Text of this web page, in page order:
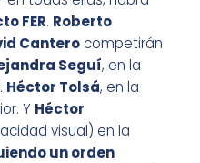
FER. Roberto
Cantero competirán
Seguí, en la
Héctor Tolsá, en la
Y Héctor
visual) en la
un orden